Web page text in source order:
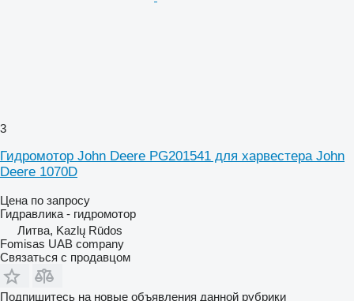
3
Гидромотор John Deere PG201541 для харвестера John
Deere 1070D
Цена по запросу
Гидравлика - гидромотор
Литва, Kazlų Rūdos
Fomisas UAB company
Связаться с продавцом
Подпишитесь на новые объявления данной рубрики